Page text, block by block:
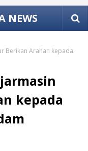
NEWS
Berikan Arahan kepada
kepada